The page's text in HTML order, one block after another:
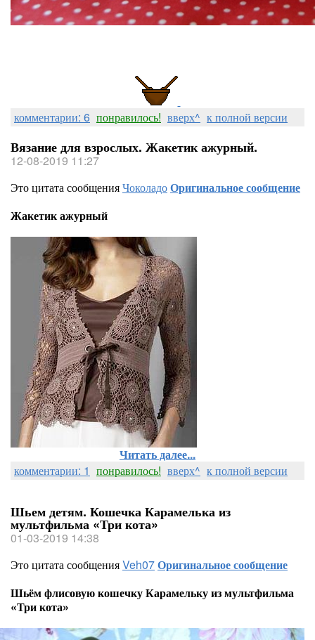
комментарии: 6 понравилось! вверх^ к полной версии
Вязание для взрослых. Жакетик ажурный.
12-08-2019 11:27
Это цитата сообщенияЧоколадоОригинальное сообщение
Жакетик ажурный
Читать далее...
комментарии: 1 понравилось! вверх^ к полной версии
Шьем детям. Кошечка Карамелька из
мультфильма «Три кота»
01-03-2019 14:38
Это цитата сообщенияVeh07Оригинальное сообщение
Шьём флисовую кошечку Карамельку из мультфильма
«Три кота»